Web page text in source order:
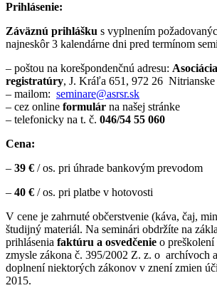
Prihlásenie:
Záväznú prihlášku s vyplnením
najneskôr 3 kalendárne dni pred termínom
– poštou na korešpondenčnú adresu:
registratúry, J. Kráľa 651, 972 26 Nitrianske
– mailom: seminare@asrsr.sk
– cez online formulár na našej stránke
– telefonicky na t. č. 046/54 55 060
Cena:
– 39 € / os. pri úhrade bankovým prevodom
– 40 € / os. pri platbe v hotovosti
V cene je zahrnuté občerstvenie (káva, čaj,
študijný materiál. Na seminári obdržíte na
prihlásenia faktúru a osvedčenie o
zmysle zákona č. 395/2002 Z. z. o archívoch
doplnení niektorých zákonov v znení zmien
2015.